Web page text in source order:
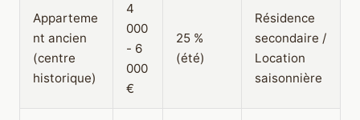
Apparteme
nt ancien
(centre
historique)
4
000
- 6
000
€
25 %
(été)
Résidence
secondaire /
Location
saisonnière